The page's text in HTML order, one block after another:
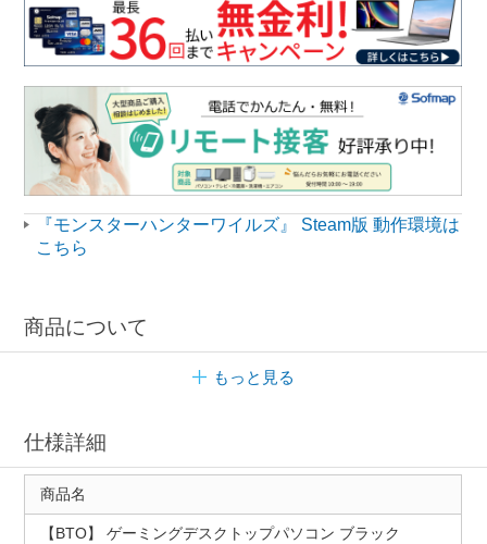
『モンスターハンターワイルズ』 Steam版 動作環境は
こちら
商品について
もっと見る
仕様詳細
商品名
【BTO】 ゲーミングデスクトップパソコン ブラック